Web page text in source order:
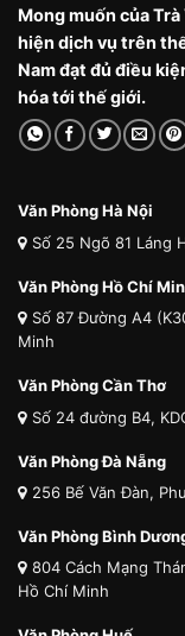
Mong muốn của
hiện dịch vụ trên
Nam đạt đủ điều
hóa tới thế giới.
Văn Phòng Hà Nội
Số 25 Ngõ 81 Láng
Văn Phòng Hồ Chí
Số 87 Đường A4
Minh
Văn Phòng Cần Thơ
Số 24 đường B4,
Văn Phòng Đà Nẵng
256 Bế Văn Đàn,
Văn Phòng Bình
804 Cách Mạng
Hồ Chí Minh